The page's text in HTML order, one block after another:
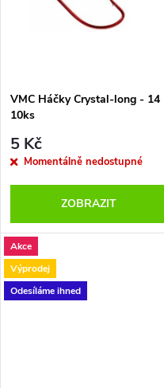
VMC Háčky Crystal-long - 14
10ks
5 Kč
Momentálně nedostupné
ZOBRAZIT
Akce
Výprodej
Odesíláme ihned